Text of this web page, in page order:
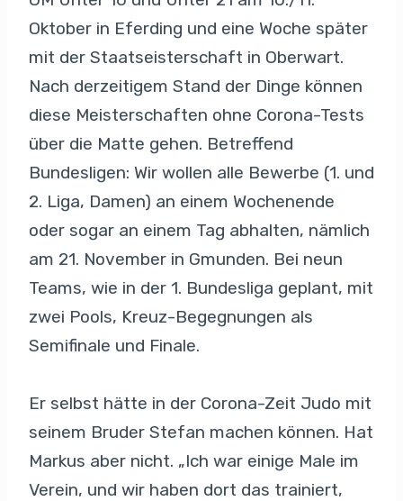
Oktober in Eferding und eine Woche später
mit der Staatseisterschaft in Oberwart.
Nach derzeitigem Stand der Dinge können
diese Meisterschaften ohne Corona-Tests
über die Matte gehen. Betreffend
Bundesligen: Wir wollen alle Bewerbe (1. und
2. Liga, Damen) an einem Wochenende
oder sogar an einem Tag abhalten, nämlich
am 21. November in Gmunden. Bei neun
Teams, wie in der 1. Bundesliga geplant, mit
zwei Pools, Kreuz-Begegnungen als
Semifinale und Finale.
Er selbst hätte in der Corona-Zeit Judo mit
seinem Bruder Stefan machen können. Hat
Markus aber nicht. „Ich war einige Male im
Verein, und wir haben dort das trainiert,